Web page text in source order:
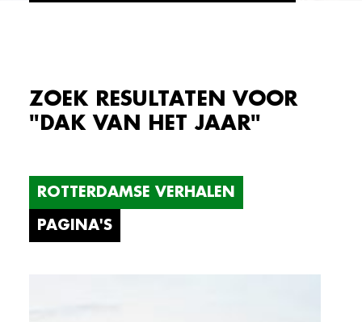
ZOEK RESULTATEN VOOR
"DAK VAN HET JAAR"
ROTTERDAMSE VERHALEN
PAGINA'S